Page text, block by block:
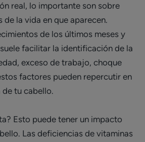
real, lo importante son sobre
la vida en que aparecen.
de los últimos meses y
facilitar la identificación de la
exceso de trabajo, choque
factores pueden repercutir en
de tu cabello.
Esto puede tener un impacto
Las deficiencias de vitaminas